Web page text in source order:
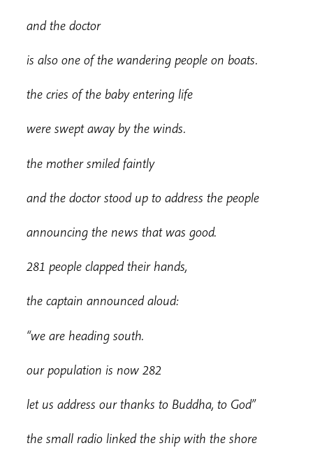
and the doctor
is also one of the wandering people on boats.
the cries of the baby entering life
were swept away by the winds.
the mother smiled faintly
and the doctor stood up to address the people
announcing the news that was good.
281 people clapped their hands,
the captain announced aloud:
“we are heading south.
our population is now 282
let us address our thanks to Buddha, to God”
the small radio linked the ship with the shore